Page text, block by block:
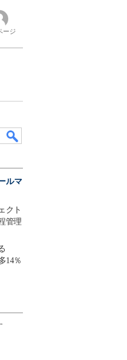
ージ
ルマ
クト
管理
14％